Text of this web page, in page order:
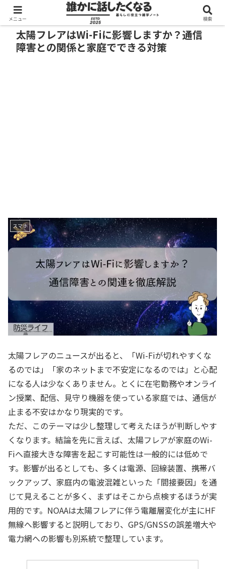
太陽フレアはWi-Fiに影響しますか？通信
障害との関係と家庭でできる対策
スマホ
太陽フレアのニュースが出ると、「Wi-Fiが切れやすくな
るのでは」「家のネットまで不安定になるのでは」と心配
になる人は少なくありません。とくに在宅勤務やオンライ
ン授業、配信、見守り機器を使っている家庭では、通信が
止まる不安はかなり現実的です。
ただ、このテーマは少し整理して考えたほうが判断しやす
くなります。結論を先に言えば、太陽フレアが家庭のWi-
Fiへ直接大きな障害を起こす可能性は一般的には低めで
す。影響が出るとしても、多くは電源、回線装置、携帯バ
ックアップ、家庭内の電波混雑といった「間接要因」を通
じて見えることが多く、まずはそこから点検するほうが実
用的です。NOAAは太陽フレアに伴う電離層変化が主にHF
無線へ影響すると説明しており、GPS/GNSSの誤差増大や
電力網への影響も別系統で整理しています。
メニュー 検索